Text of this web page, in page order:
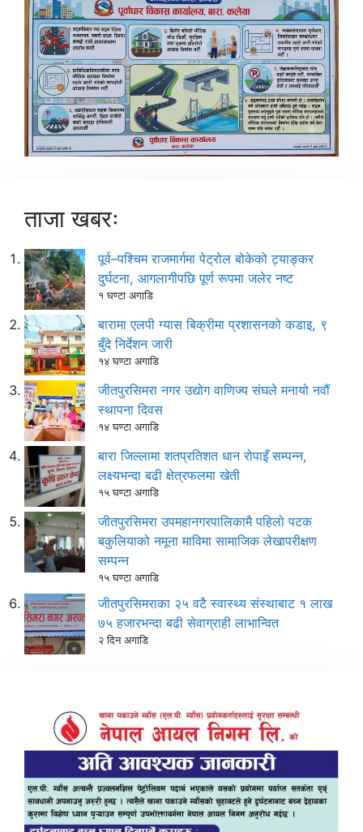
ताजा खबरः
पूर्व–पश्चिम राजमार्गमा पेट्रोल बोकेको ट्याङ्कर
दुर्घटना, आगलागीपछि पूर्ण रूपमा जलेर नष्ट
१ घण्टा अगाडि
बारामा एलपी ग्यास बिक्रीमा प्रशासनको कडाइ, ९
बुँदे निर्देशन जारी
१४ घण्टा अगाडि
जीतपुरसिमरा नगर उद्योग वाणिज्य संघले मनायो नवौं
स्थापना दिवस
१४ घण्टा अगाडि
बारा जिल्लामा शतप्रतिशत धान रोपाइँ सम्पन्न,
लक्ष्यभन्दा बढी क्षेत्रफलमा खेती
१५ घण्टा अगाडि
जीतपुरसिमरा उपमहानगरपालिकामै पहिलो पटक
बकुलियाको नमूना माविमा सामाजिक लेखापरीक्षण
सम्पन्न
१५ घण्टा अगाडि
जीतपुरसिमराका २५ वटै स्वास्थ्य संस्थाबाट १ लाख
७५ हजारभन्दा बढी सेवाग्राही लाभान्वित
२ दिन अगाडि